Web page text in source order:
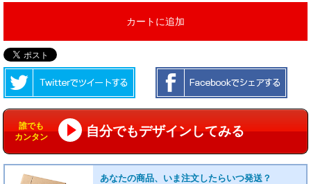
カートに追加
誰でも
カンタン
自分でもデザインしてみる
あなたの商品、いま注文したらいつ発送？